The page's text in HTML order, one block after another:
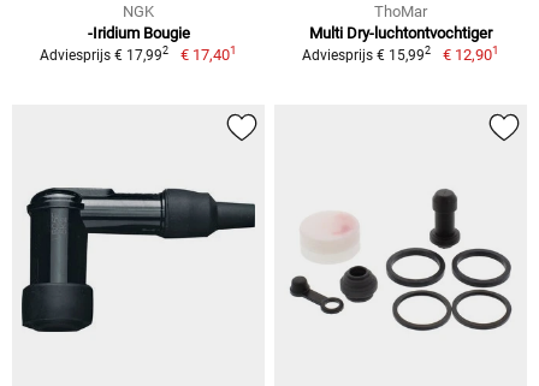
NGK
-Iridium Bougie
Adviesprijs € 17,992 € 17,401
ThoMar
Multi Dry-luchtontvochtiger
Adviesprijs € 15,992 € 12,901